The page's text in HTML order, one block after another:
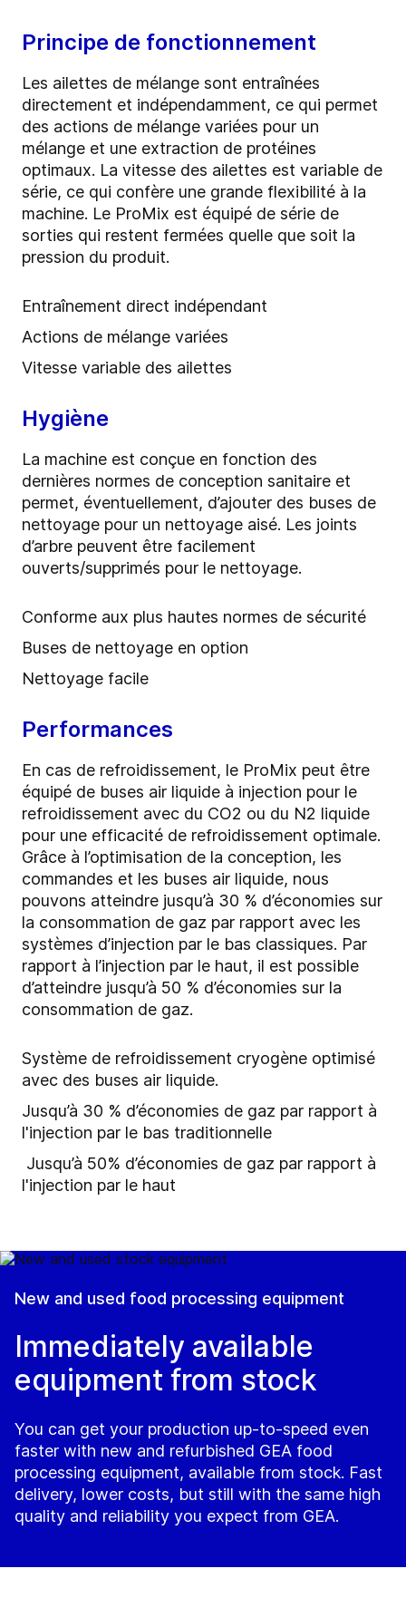
Principe de fonctionnement
Les ailettes de mélange sont entraînées
directement et indépendamment, ce qui permet
des actions de mélange variées pour un
mélange et une extraction de protéines
optimaux. La vitesse des ailettes est variable de
série, ce qui confère une grande flexibilité à la
machine. Le ProMix est équipé de série de
sorties qui restent fermées quelle que soit la
pression du produit.
Entraînement direct indépendant
Actions de mélange variées
Vitesse variable des ailettes
Hygiène
La machine est conçue en fonction des
dernières normes de conception sanitaire et
permet, éventuellement, d’ajouter des buses de
nettoyage pour un nettoyage aisé. Les joints
d’arbre peuvent être facilement
ouverts/supprimés pour le nettoyage.
Conforme aux plus hautes normes de sécurité
Buses de nettoyage en option
Nettoyage facile
Performances
En cas de refroidissement, le ProMix peut être
équipé de buses air liquide à injection pour le
refroidissement avec du CO2 ou du N2 liquide
pour une efficacité de refroidissement optimale.
Grâce à l’optimisation de la conception, les
commandes et les buses air liquide, nous
pouvons atteindre jusqu’à 30 % d’économies sur
la consommation de gaz par rapport avec les
systèmes d’injection par le bas classiques. Par
rapport à l’injection par le haut, il est possible
d’atteindre jusqu’à 50 % d’économies sur la
consommation de gaz.
Système de refroidissement cryogène optimisé
avec des buses air liquide.
Jusqu’à 30 % d’économies de gaz par rapport à
l'injection par le bas traditionnelle
Jusqu’à 50% d’économies de gaz par rapport à
l'injection par le haut
New and used food processing equipment
Immediately available
equipment from stock
You can get your production up-to-speed even
faster with new and refurbished GEA food
processing equipment, available from stock. Fast
delivery, lower costs, but still with the same high
quality and reliability you expect from GEA.